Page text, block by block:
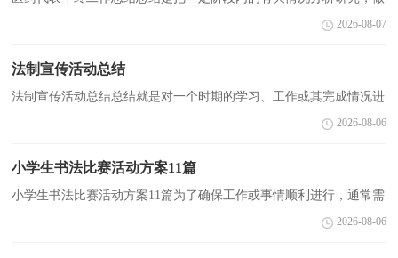
出有指导性结论的书面材料，写总结有利于我们学习和工作能力的提
2026-08-07
法制宣传活动总结
法制宣传活动总结总结就是对一个时期的学习、工作或其完成情况进
行一次全面系统的回顾和分析的书面材料，它在我们的学习、工作中
2026-08-06
小学生书法比赛活动方案11篇
小学生书法比赛活动方案11篇为了确保工作或事情顺利进行，通常需
要预先制定一份完整的方案，方案属于计划类文书的一种。优秀的方
2026-08-06